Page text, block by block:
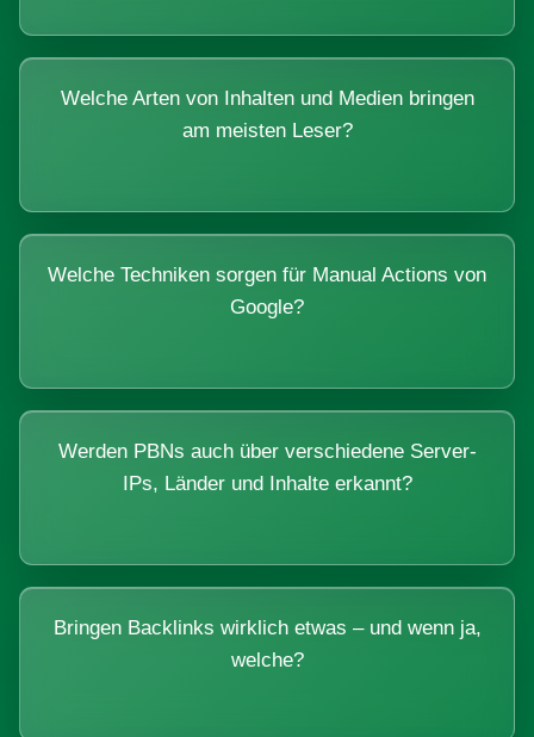
Welche Arten von Inhalten und Medien bringen
am meisten Leser?
Welche Techniken sorgen für Manual Actions von
Google?
Werden PBNs auch über verschiedene Server-
IPs, Länder und Inhalte erkannt?
Bringen Backlinks wirklich etwas – und wenn ja,
welche?